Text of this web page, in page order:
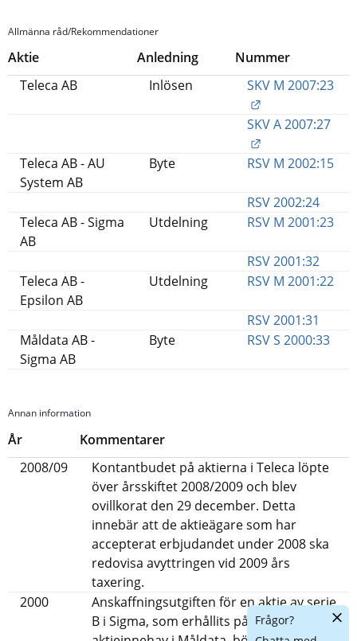
Allmänna råd/Rekommendationer
Aktie Anledning
Nummer
Teleca AB
Inlösen
SKV M 2007:23
SKV A 2007:27
Teleca AB - AU
System AB
Byte RSV M 2002:15
RSV 2002:24
Teleca AB - Sigma
AB
Utdelning RSV M 2001:23
RSV 2001:32
Teleca AB -
Epsilon AB
Utdelning RSV M 2001:22
RSV 2001:31
Måldata AB -
Sigma AB
Byte RSV S 2000:33
Annan information
År
Kommentarer
2008/09
Kontantbudet på aktierna i Teleca löpte
över årsskiftet 2008/2009 och blev
ovillkorat den 29 december. Detta
innebär att de aktieägare som har
accepterat erbjudandet under 2008 ska
redovisa avyttringen vid 2009 års
taxering.
2000
Anskaffningsutgiften för en aktie av serie
B i Sigma, som erhållits på grund av
Frågor?
Dölj